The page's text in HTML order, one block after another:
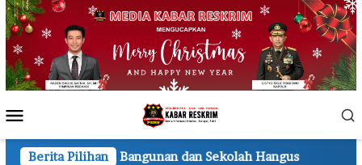
Loncat
ke
konten
Mobile
Berita Pilihan
dan Sekolah Hangus Lembur hingga Malam,